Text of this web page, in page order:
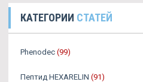
КАТЕГОРИИ СТАТЕЙ
Phenodec (99)
Пептид HEXARELIN (91)